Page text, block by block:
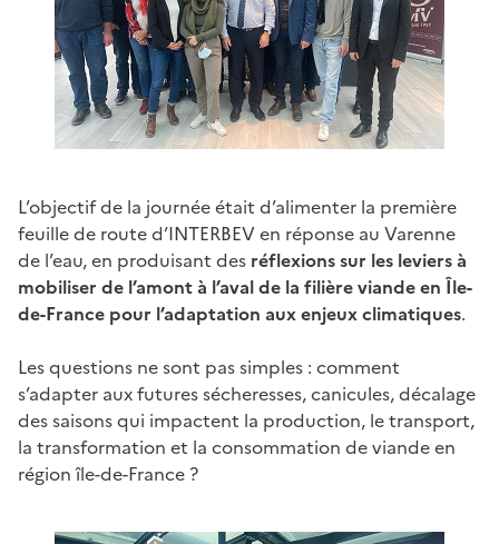
L’objectif de la journée était d’alimenter la première
feuille de route d’INTERBEV en réponse au Varenne
de l’eau, en produisant des réflexions sur les leviers à
mobiliser de l’amont à l’aval de la filière viande en Île-
de-France pour l’adaptation aux enjeux climatiques.
Les questions ne sont pas simples : comment
s’adapter aux futures sécheresses, canicules, décalage
des saisons qui impactent la production, le transport,
la transformation et la consommation de viande en
région île-de-France ?